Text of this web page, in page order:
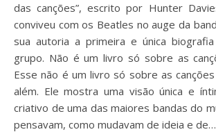
das canções”, escrito por Hunter
conviveu com os Beatles no auge da
sua autoria a primeira e única
grupo. Não é um livro só sobre as
Esse não é um livro só sobre as
além. Ele mostra uma visão única e
criativo de uma das maiores bandas do
pensavam, como mudavam de ideia e de…